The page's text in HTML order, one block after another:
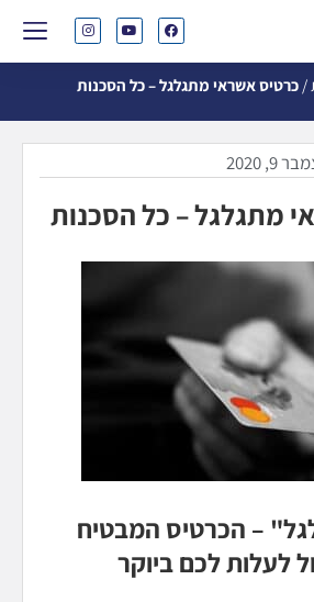
/ כרטיס אשראי מתגלגל – כל הסכנות
9, 2020
מתגלגל – כל הסכנות
– הכרטיס המבטיח
לעלות לכם ביוקר